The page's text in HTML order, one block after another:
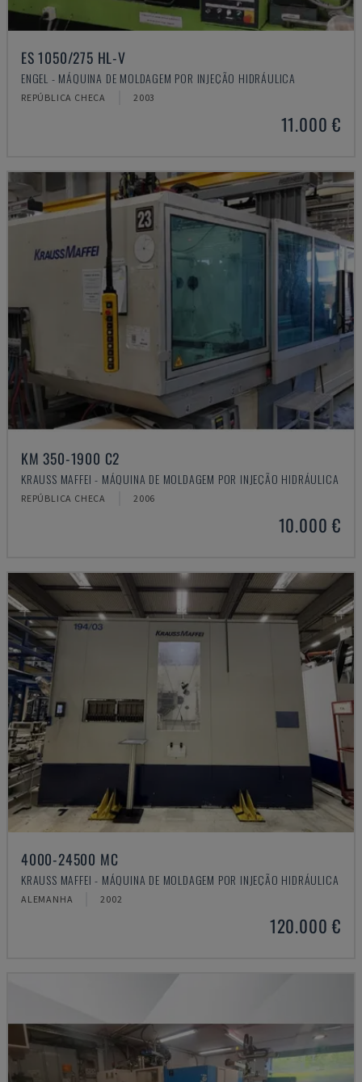
ES 1050/275 HL-V
ENGEL - MÁQUINA DE MOLDAGEM POR INJEÇÃO HIDRÁULICA
REPÚBLICA CHECA 2003
11.000 €
KM 350-1900 C2
KRAUSS MAFFEI - MÁQUINA DE MOLDAGEM POR INJEÇÃO HIDRÁULICA
REPÚBLICA CHECA 2006
10.000 €
4000-24500 MC
KRAUSS MAFFEI - MÁQUINA DE MOLDAGEM POR INJEÇÃO HIDRÁULICA
ALEMANHA 2002
120.000 €